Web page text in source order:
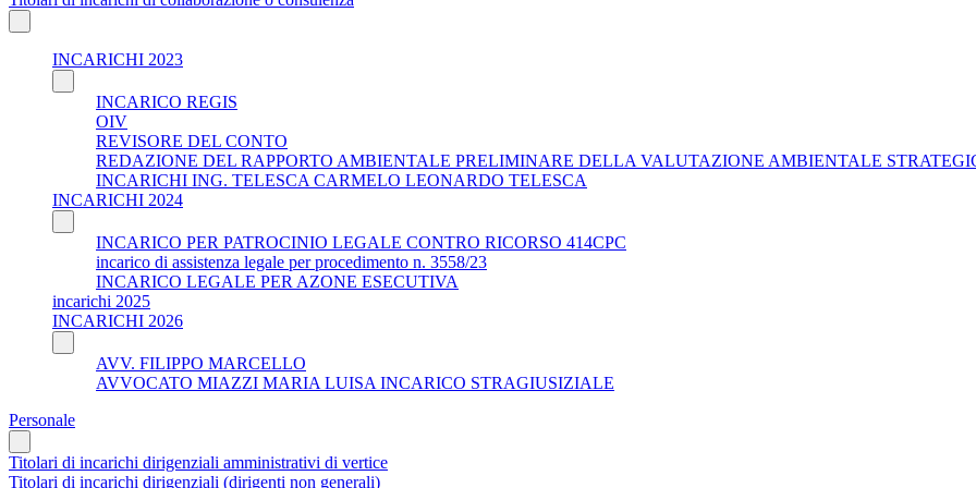
INCARICHI 2023
INCARICO REGIS
OIV
REVISORE DEL CONTO
REDAZIONE DEL RAPPORTO AMBIENTALE PRELIMINARE DELLA VALUTAZIONE AMBIENTALE
INCARICHI ING. TELESCA CARMELO LEONARDO TELESCA
INCARICHI 2024
INCARICO PER PATROCINIO LEGALE CONTRO RICORSO 414CPC
incarico di assistenza legale per procedimento n. 3558/23
INCARICO LEGALE PER AZONE ESECUTIVA
incarichi 2025
INCARICHI 2026
AVV. FILIPPO MARCELLO
AVVOCATO MIAZZI MARIA LUISA INCARICO STRAGIUSIZIALE
Personale
Titolari di incarichi dirigenziali amministrativi di vertice
Titolari di incarichi dirigenziali (dirigenti non generali)